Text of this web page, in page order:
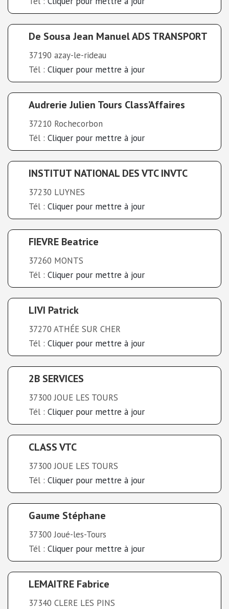
De Sousa Jean Manuel ADS TRANSPORT
37190 azay-le-rideau
Tél : Cliquer pour mettre à jour
Audrerie Julien Tours Class’Affaires
37210 Rochecorbon
Tél : Cliquer pour mettre à jour
INSTITUT NATIONAL DES VTC INVTC
37230 LUYNES
Tél : Cliquer pour mettre à jour
FIEVRE Beatrice
37260 MONTS
Tél : Cliquer pour mettre à jour
LIVI Patrick
37270 ATHÉE SUR CHER
Tél : Cliquer pour mettre à jour
2B SERVICES
37300 JOUE LES TOURS
Tél : Cliquer pour mettre à jour
CLASS VTC
37300 JOUE LES TOURS
Tél : Cliquer pour mettre à jour
Gaume Stéphane
37300 Joué-les-Tours
Tél : Cliquer pour mettre à jour
LEMAITRE Fabrice
37340 CLERE LES PINS